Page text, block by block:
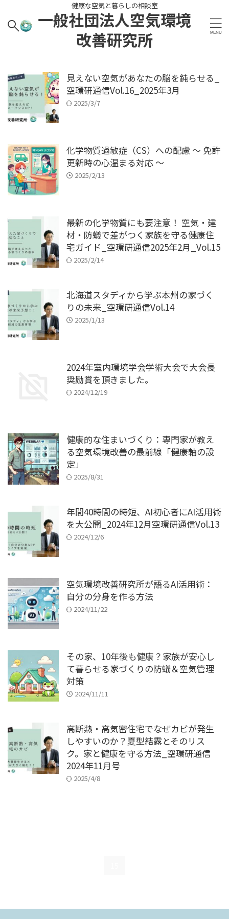
健康な空気と暮らしの相談室
一般社団法人空気環境
改善研究所
見えない空気があなたの脳を鈍らせる_
空環研通信Vol.16_2025年3月
2025/3/7
化学物質過敏症（CS）への配慮 〜 免許
更新時の心温まる対応 〜
2025/2/13
最新の化学物質にも要注意！ 空気・建
材・防蟻で差がつく家族を守る健康住
宅ガイド_空環研通信2025年2月_Vol.15
2025/2/14
北海道スタディから学ぶ本州の家づく
りの未来_空環研通信Vol.14
2025/1/13
2024年室内環境学会学術大会で大会長
奨励賞を頂きました。
2024/12/19
健康的な住まいづくり：専門家が教え
る空気環境改善の最前線「健康軸の設
定」
2025/8/31
年間40時間の時短、AI初心者にAI活用術
を大公開_2024年12月空環研通信Vol.13
2024/12/6
空気環境改善研究所が語るAI活用術：
自分の分身を作る方法
2024/11/22
その家、10年後も健康？家族が安心し
て暮らせる家づくりの防蟻＆空気管理
対策
2024/11/11
高断熱・高気密住宅でなぜカビが発生
しやすいのか？夏型結露とそのリス
ク。家と健康を守る方法_空環研通信
2024年11月号
2025/4/8